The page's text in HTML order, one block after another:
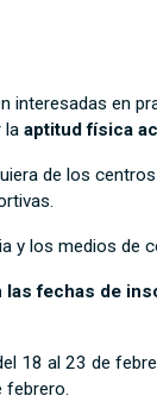
interesadas en
la aptitud física
de los
y los medios de
fechas de
18 al 23 de
febrero.